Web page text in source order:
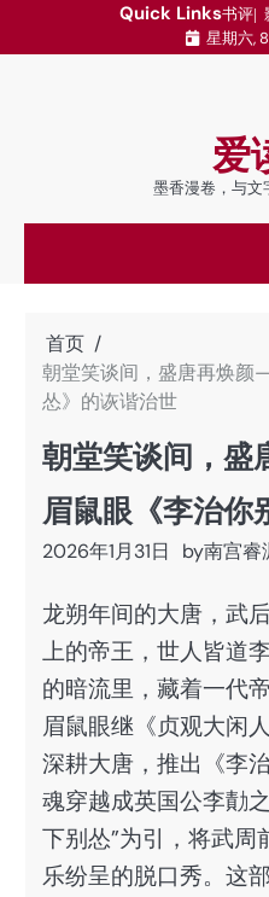
Quick Links书评
星期六,
爱
墨香漫卷，与文
首页
朝堂笑谈间，盛唐再焕
怂》的诙谐治世
朝堂笑谈间，
眉鼠眼《李治你
2026年1月31日 by南宫睿
龙朔年间的大唐，武
上的帝王，世人皆道
的暗流里，藏着一代
眉鼠眼继《贞观大闲
深耕大唐，推出《李
魂穿越成英国公李勣
下别怂”为引，将武周
乐纷呈的脱口秀。这